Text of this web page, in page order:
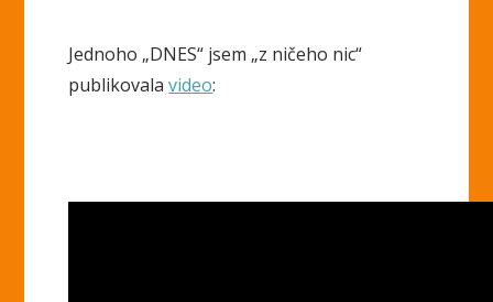
Jednoho „DNES“ jsem „z ničeho nic“
publikovalavideo: